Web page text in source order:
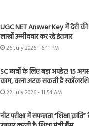
UGC NET Answer Key में देरी
लाखों उम्मीदवार कर रहे इंतजार
26 July 2026 - 6:11 PM
SC छात्रों के लिए बड़ा अपडेट! 15
काम, वरना अटक सकती है
22 July 2026 - 11:54 AM
नीट परीक्षा में सफलता “शिक्षा